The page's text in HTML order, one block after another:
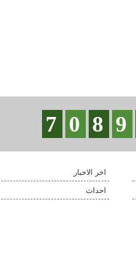
7 0 8 9
اخر الاخبار
احداث